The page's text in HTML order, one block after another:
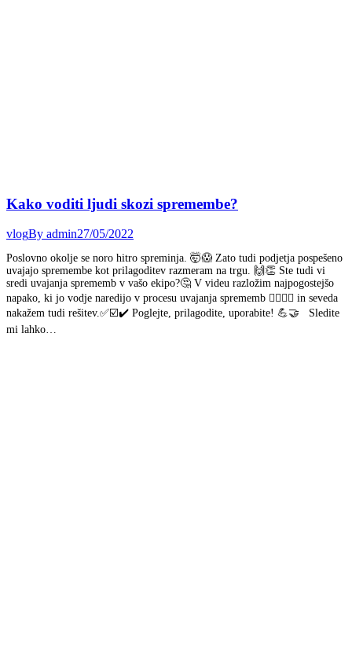
Kako voditi ljudi skozi spremembe?
vlogBy admin27/05/2022
Poslovno okolje se noro hitro spreminja. 🤯😱 Zato tudi podjetja pospešeno
uvajajo spremembe kot prilagoditev razmeram na trgu. 🙌👏 Ste tudi vi
sredi uvajanja sprememb v vašo ekipo?🤔 V videu razložim najpogostejšo
napako, ki jo vodje naredijo v procesu uvajanja sprememb 🤦‍♂️🤦‍♀️ in seveda
nakažem tudi rešitev.✅☑️✔️ Poglejte, prilagodite, uporabite! 💪🤝 Sledite
mi lahko…